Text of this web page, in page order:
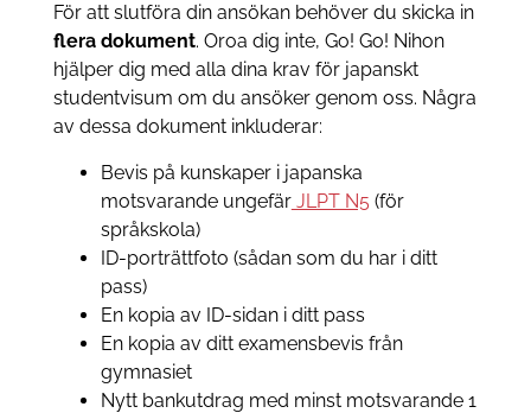
För att slutföra din ansökan behöver du skicka in
flera dokument. Oroa dig inte, Go! Go! Nihon
hjälper dig med alla dina krav för japanskt
studentvisum om du ansöker genom oss. Några
av dessa dokument inkluderar:
Bevis på kunskaper i japanska
motsvarande ungefärJLPT N5 (för
språkskola)
ID-porträttfoto (sådan som du har i ditt
pass)
En kopia av ID-sidan i ditt pass
En kopia av ditt examensbevis från
gymnasiet
Nytt bankutdrag med minst motsvarande 1